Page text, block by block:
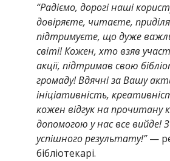
“Радіємо, дорогі наші
довіряєте, читаєте,
підтримуєте, що дуже
світі! Кожен, хто взяв
акції, підтримав свою
громаду! Вдячні за Вашу
ініціативність,
кожен відгук на прочитану
допомогою у нас все вийде!
успішного результату!”—
бібліотекарі.